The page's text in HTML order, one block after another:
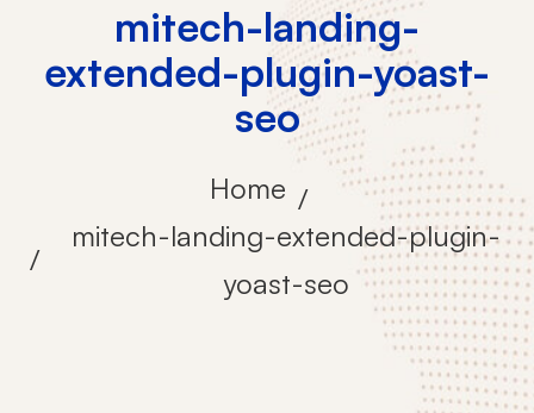
mitech-landing-
extended-plugin-yoast-
seo
Home
mitech-landing-extended-plugin-
yoast-seo